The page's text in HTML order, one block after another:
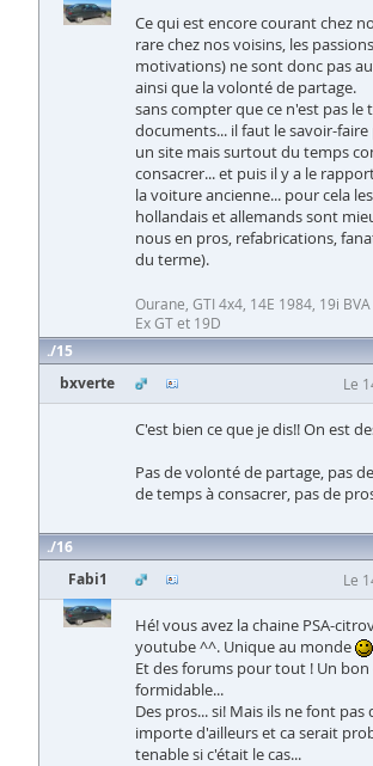
Ce qui est encore courant chez
rare chez nos voisins, les
motivations) ne sont donc pas
ainsi que la volonté de partage.
sans compter que ce n'est pas le
documents... il faut le savoir-
un site mais surtout du temps
consacrer... et puis il y a le
la voiture ancienne... pour cela
hollandais et allemands sont
nous en pros, refabrications,
du terme).
Ourane, GTI 4x4, 14E 1984, 19i BVA
Ex GT et 19D
15
bxverte
Le
C'est bien ce que je dis!! On est
Pas de volonté de partage, pas
de temps à consacrer, pas de
16
Fabi1
Le
Hé! vous avez la chaine PSA-
youtube ^^. Unique au monde
Et des forums pour tout ! Un bon
formidable...
Des pros... si! Mais ils ne font pas
importe d'ailleurs et ca serait
tenable si c'était le cas...